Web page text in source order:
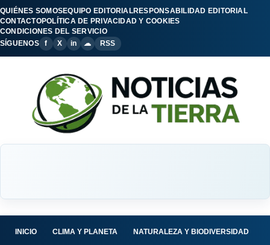
QUIÉNES SOMOSEQUIPO EDITORIALRESPONSABILIDAD EDITORIAL
CONTACTOPOLÍTICA DE PRIVACIDAD Y COOKIES
CONDICIONES DEL SERVICIO
SÍGUENOS
f X in ☁ RSS
INICIO CLIMA Y PLANETA NATURALEZA Y BIODIVERSIDAD